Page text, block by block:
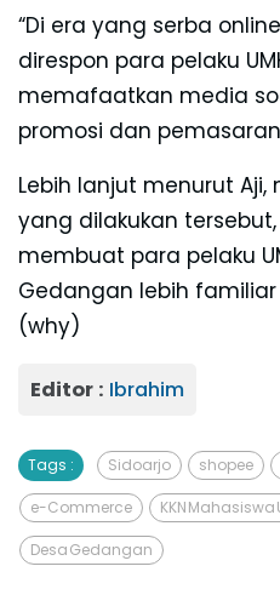
“Di era yang serba
direspon para pelaku
memafaatkan media
promosi dan
Lebih lanjut menurut
yang dilakukan
membuat para pelaku
Gedangan lebih
(why)
Editor : Ibrahim
Tags : Sidoarjo shopee
e-Commerce KKN Mahasiswa
Desa Gedangan